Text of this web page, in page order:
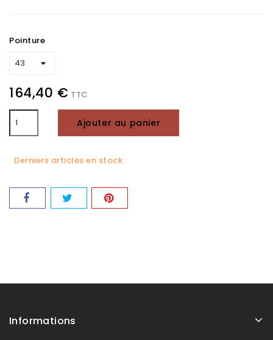
Pointure
164,40 € TTC
Ajouter au panier
Derniers articles en stock
Informations